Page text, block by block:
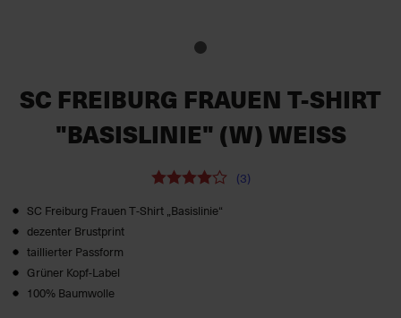
SC FREIBURG FRAUEN T-SHIRT
"BASISLINIE" (W) WEISS
(3)
SC Freiburg Frauen T‑Shirt „Basislinie“
dezenter Brustprint
taillierter Passform
Grüner Kopf-Label
100% Baumwolle